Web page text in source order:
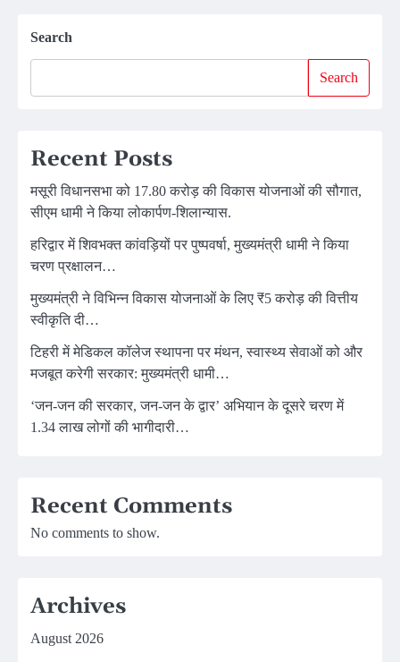
Search
Search
Recent Posts
मसूरी विधानसभा को 17.80 करोड़ की विकास योजनाओं की सौगात,
सीएम धामी ने किया लोकार्पण-शिलान्यास.
हरिद्वार में शिवभक्त कांवड़ियों पर पुष्पवर्षा, मुख्यमंत्री धामी ने किया
चरण प्रक्षालन…
मुख्यमंत्री ने विभिन्न विकास योजनाओं के लिए ₹5 करोड़ की वित्तीय
स्वीकृति दी…
टिहरी में मेडिकल कॉलेज स्थापना पर मंथन, स्वास्थ्य सेवाओं को और
मजबूत करेगी सरकार: मुख्यमंत्री धामी…
‘जन-जन की सरकार, जन-जन के द्वार’ अभियान के दूसरे चरण में
1.34 लाख लोगों की भागीदारी…
Recent Comments
No comments to show.
Archives
August 2026